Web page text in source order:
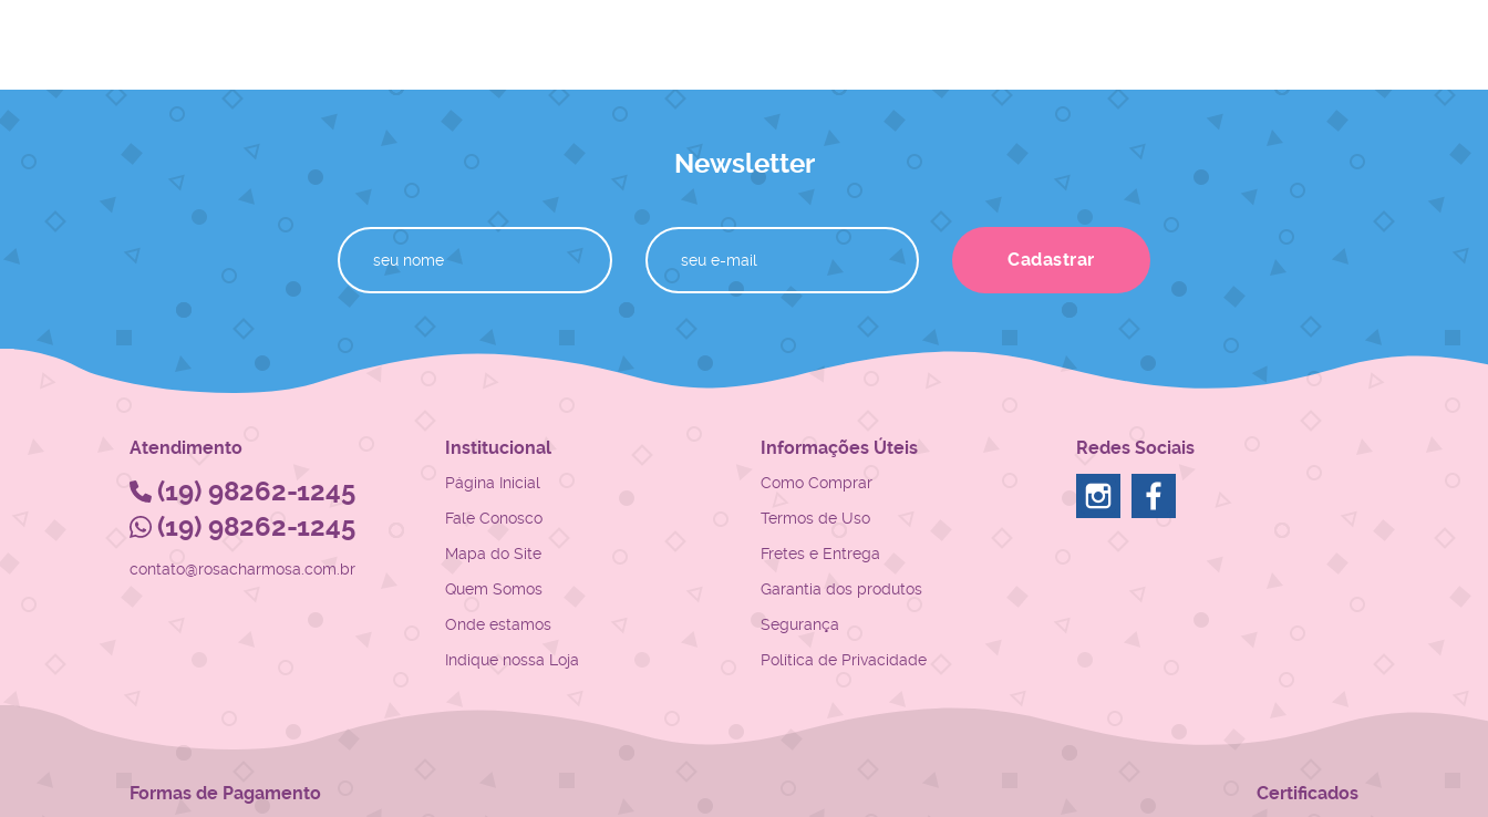
Newsletter
Cadastrar
Atendimento
(19) 98262-1245
(19) 98262-1245
contato@rosacharmosa.com.br
Institucional
Página Inicial
Fale Conosco
Mapa do Site
Quem Somos
Onde estamos
Indique nossa Loja
Informações Úteis
Como Comprar
Termos de Uso
Fretes e Entrega
Garantia dos produtos
Segurança
Política de Privacidade
Redes Sociais
Formas de Pagamento Certificados